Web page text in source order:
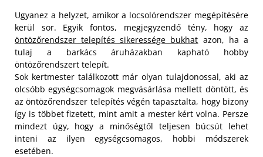
Ugyanez a helyzet, amikor a locsolórendszer megépítésére
kerül sor. Egyik fontos, megjegyzendő tény, hogy az
öntözőrendszer telepítés sikeressége bukhat azon, ha a
tulaj a barkács áruházakban kapható hobby
öntözőrendszert telepít.
Sok kertmester találkozott már olyan tulajdonossal, aki az
olcsóbb egységcsomagok megvásárlása mellett döntött, és
az öntözőrendszer telepítés végén tapasztalta, hogy bizony
így is többet fizetett, mint amit a mester kért volna. Persze
mindezt úgy, hogy a minőségtől teljesen búcsút lehet
inteni az ilyen egységcsomagos, hobbi módszerek
esetében.